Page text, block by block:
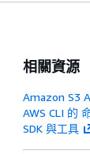
相關資源
Amazon S3
AWS CLI 的
SDK 與工具